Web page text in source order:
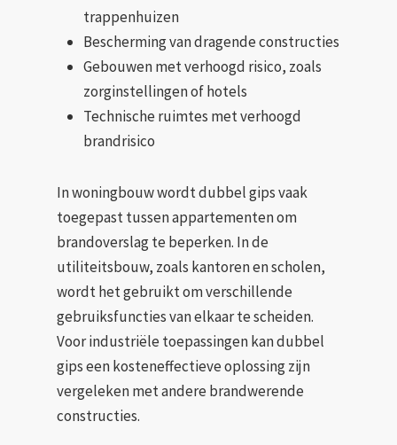
trappenhuizen
Bescherming van dragende constructies
Gebouwen met verhoogd risico, zoals
zorginstellingen of hotels
Technische ruimtes met verhoogd
brandrisico
In woningbouw wordt dubbel gips vaak
toegepast tussen appartementen om
brandoverslag te beperken. In de
utiliteitsbouw, zoals kantoren en scholen,
wordt het gebruikt om verschillende
gebruiksfuncties van elkaar te scheiden.
Voor industriële toepassingen kan dubbel
gips een kosteneffectieve oplossing zijn
vergeleken met andere brandwerende
constructies.